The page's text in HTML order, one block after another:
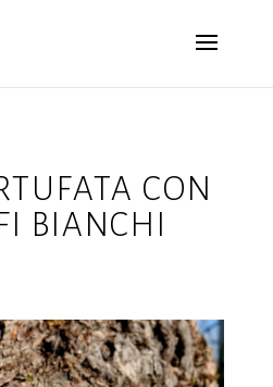
CON
BIANCHI